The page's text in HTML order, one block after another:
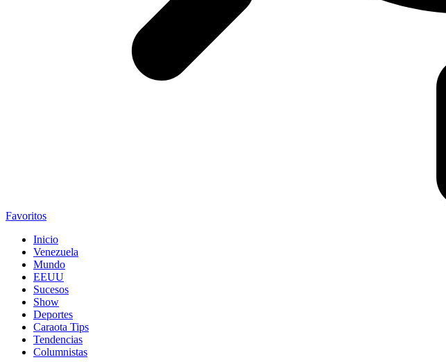
Favoritos
Inicio
Venezuela
Mundo
EEUU
Sucesos
Show
Deportes
Caraota Tips
Tendencias
Columnistas